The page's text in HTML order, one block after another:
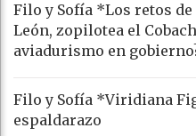
Filo y Sofía *Los retos
León, zopilotea el
aviadurismo en
Filo y Sofía *Viridiana
espaldarazo